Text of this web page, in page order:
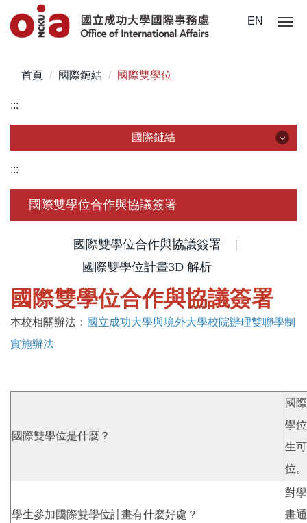
到
區
EN
首頁 國際鏈結 國際雙學位
:::
國際鏈結
簽約學校
締約準則
國際學人
國際化補助
:::
國際雙學位合作與協議簽署
國際雙學位合作與協議簽署 |
國際雙學位計畫3D 解析
國際雙學位合作與協議簽署
本校相關辦法： 國立成功大學與境外大學校院辦理雙聯學制
實施辦法
國際雙學位是什麼？
國
學
生
位。
學生參加國際雙學位計畫有什麼好處？
對
畫